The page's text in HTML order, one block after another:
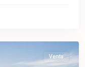
Venta